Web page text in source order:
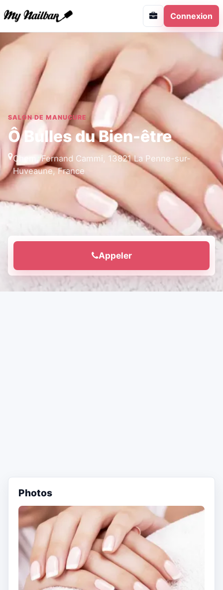
Connexion
SALON DE MANUCURE
Ô Bulles du Bien-être
Chem. Fernand Cammi, 13821 La Penne-sur-
Huveaune, France
Appeler
Photos